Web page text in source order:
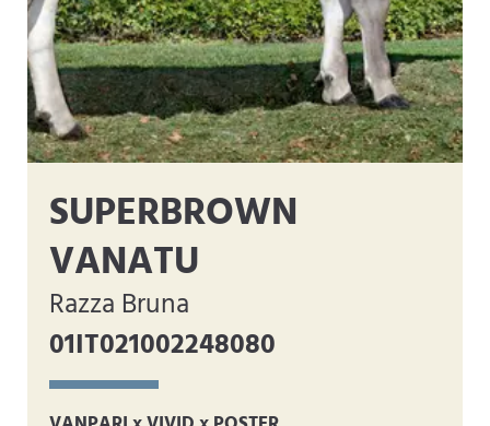
SUPERBROWN
VANATU
Razza Bruna
01IT021002248080